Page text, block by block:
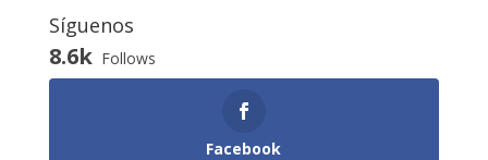
Síguenos
8.6k Follows
Facebook